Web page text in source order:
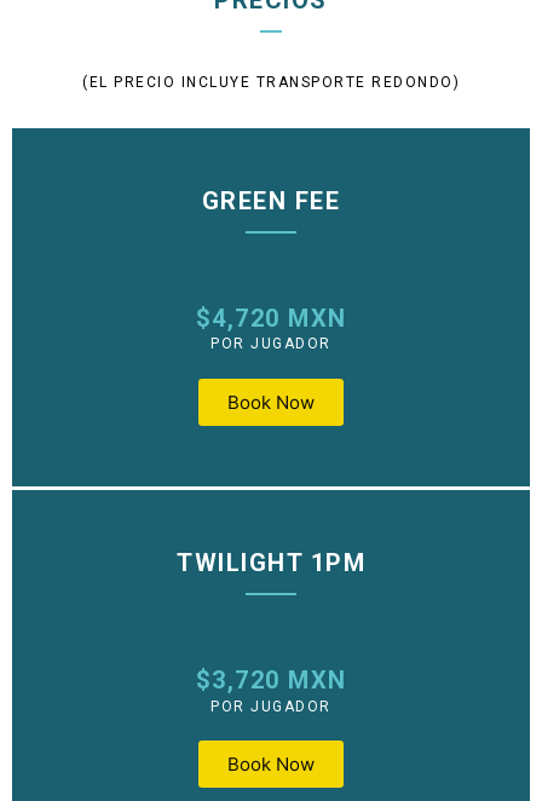
(EL PRECIO INCLUYE TRANSPORTE REDONDO)
GREEN FEE
$4,720 MXN
POR JUGADOR
Book Now
TWILIGHT 1PM
$3,720 MXN
POR JUGADOR
Book Now